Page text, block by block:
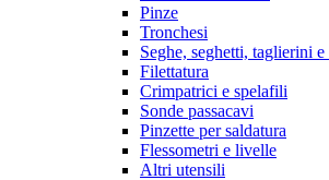
Pinze
Tronchesi
Seghe, seghetti, taglierini
Filettatura
Crimpatrici e spelafili
Sonde passacavi
Pinzette per saldatura
Flessometri e livelle
Altri utensili